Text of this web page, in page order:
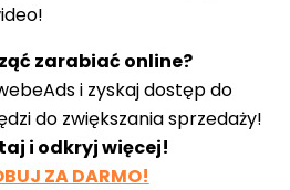
zarabiać online?
i zyskaj dostęp do
do zwiększania sprzedaży!
i odkryj więcej!
ZA DARMO!